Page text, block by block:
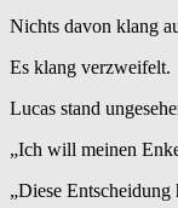
Nichts davon klang
Es klang verzweifelt.
Lucas stand
„Ich will meinen
„Diese Entscheidung